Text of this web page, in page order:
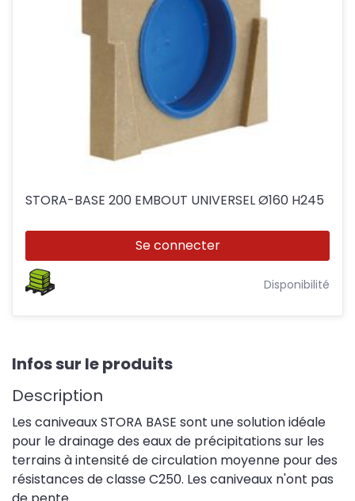
STORA-BASE 200 EMBOUT UNIVERSEL Ø160 H245
Se connecter
Disponibilité
Infos sur le produits
Description
Les caniveaux STORA BASE sont une solution idéale
pour le drainage des eaux de précipitations sur les
terrains à intensité de circulation moyenne pour des
résistances de classe C250. Les caniveaux n'ont pas